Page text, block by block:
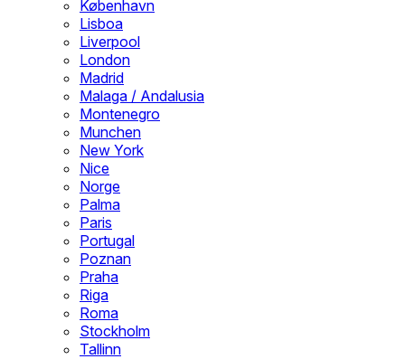
København
Lisboa
Liverpool
London
Madrid
Malaga / Andalusia
Montenegro
Munchen
New York
Nice
Norge
Palma
Paris
Portugal
Poznan
Praha
Riga
Roma
Stockholm
Tallinn